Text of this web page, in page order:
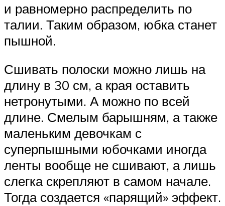
и равномерно распределить по
талии. Таким образом, юбка станет
пышной.
Сшивать полоски можно лишь на
длину в 30 см, а края оставить
нетронутыми. А можно по всей
длине. Смелым барышням, а также
маленьким девочкам с
суперпышными юбочками иногда
ленты вообще не сшивают, а лишь
слегка скрепляют в самом начале.
Тогда создается «парящий» эффект.